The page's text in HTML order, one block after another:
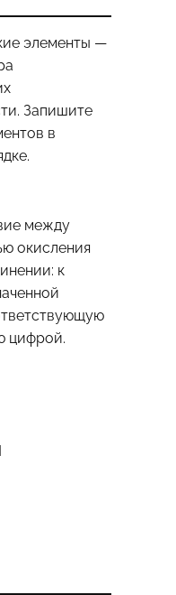
элементы —
Запишите
в
между
окисления
к
цифрой.